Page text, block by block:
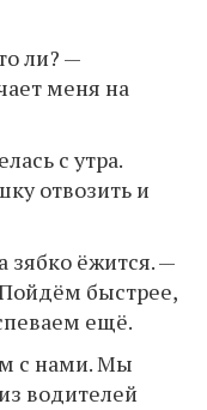
ли? —
меня на
с утра.
отвозить и
зябко ёжится. —
быстрее,
ещё.
с нами. Мы
водителей